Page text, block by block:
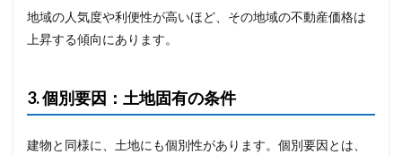
地域の人気度や利便性が高いほど、その地域の不動産価格は
上昇する傾向にあります。
3. 個別要因：土地固有の条件
建物と同様に、土地にも個別性があります。個別要因とは、